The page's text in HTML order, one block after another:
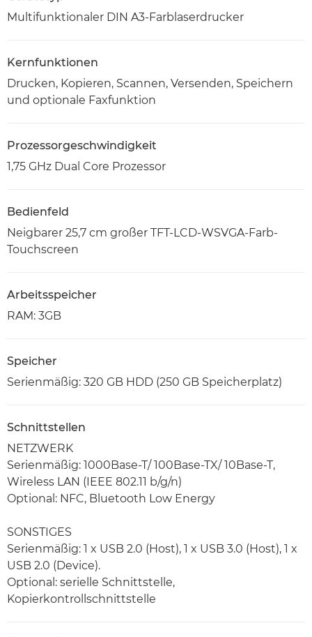
Multifunktionaler DIN A3-Farblaserdrucker
Kernfunktionen
Drucken, Kopieren, Scannen, Versenden, Speichern
und optionale Faxfunktion
Prozessorgeschwindigkeit
1,75 GHz Dual Core Prozessor
Bedienfeld
Neigbarer 25,7 cm großer TFT-LCD-WSVGA-Farb-
Touchscreen
Arbeitsspeicher
RAM: 3GB
Speicher
Serienmäßig: 320 GB HDD (250 GB Speicherplatz)
Schnittstellen
NETZWERK
Serienmäßig: 1000Base-T/ 100Base-TX/ 10Base-T,
Wireless LAN (IEEE 802.11 b/g/n)
Optional: NFC, Bluetooth Low Energy
SONSTIGES
Serienmäßig: 1 x USB 2.0 (Host), 1 x USB 3.0 (Host), 1 x
USB 2.0 (Device).
Optional: serielle Schnittstelle,
Kopierkontrollschnittstelle